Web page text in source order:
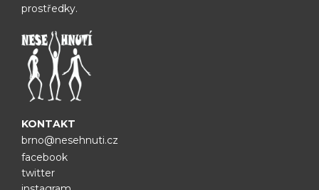
prostředky.
KONTAKT
brno@nesehnuti.cz
facebook
twitter